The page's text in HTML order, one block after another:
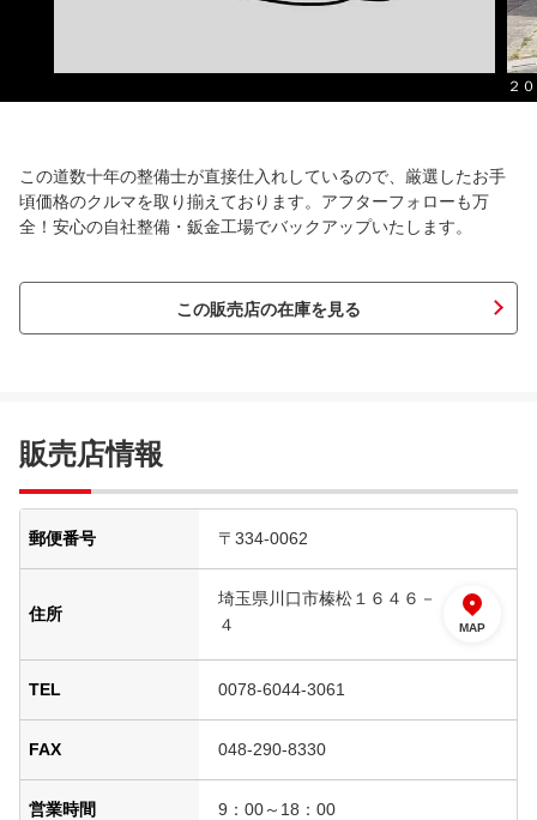
２
この道数十年の整備士が直接仕入れしているので、厳選したお手
頃価格のクルマを取り揃えております。アフターフォローも万
全！安心の自社整備・鈑金工場でバックアップいたします。
この販売店の在庫を見る
販売店情報
郵便番号 〒334-0062
住所
埼玉県川口市榛松１６４６－
４
MAP
TEL 0078-6044-3061
FAX 048-290-8330
営業時間 9：00～18：00